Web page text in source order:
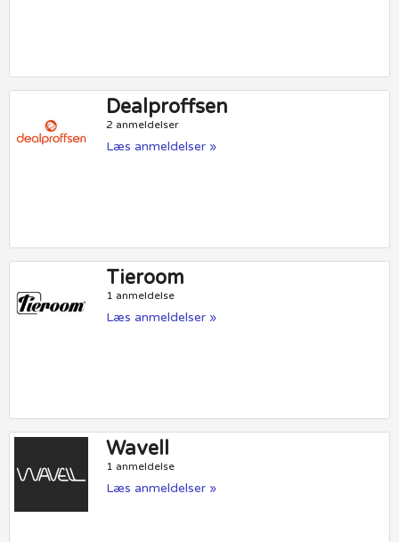
Dealproffsen
2 anmeldelser
Læs anmeldelser »
Tieroom
1 anmeldelse
Læs anmeldelser »
Wavell
1 anmeldelse
Læs anmeldelser »